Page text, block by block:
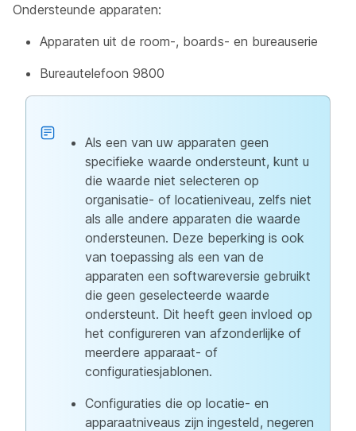
Ondersteunde apparaten:
Apparaten uit de room-, boards- en bureauserie
Bureautelefoon 9800
Als een van uw apparaten geen
specifieke waarde ondersteunt, kunt u
die waarde niet selecteren op
organisatie- of locatieniveau, zelfs niet
als alle andere apparaten die waarde
ondersteunen. Deze beperking is ook
van toepassing als een van de
apparaten een softwareversie gebruikt
die geen geselecteerde waarde
ondersteunt. Dit heeft geen invloed op
het configureren van afzonderlijke of
meerdere apparaat- of
configuratiesjablonen.
Configuraties die op locatie- en
apparaatniveaus zijn ingesteld, negeren